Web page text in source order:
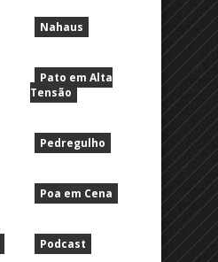
Nahaus
Pato em Alta
Tensão
Pedregulho
Poa em Cena
Podcast